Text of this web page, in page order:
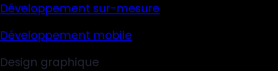
Développement sur-mesure
Développement mobile
Design graphique